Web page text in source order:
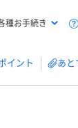
種お手続き
イント あと